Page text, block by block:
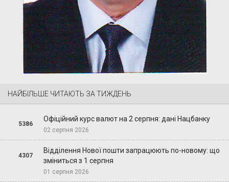
НАЙБІЛЬШЕ ЧИТАЮТЬ ЗА ТИЖДЕНЬ
5386
Офіційний курс валют на 2 серпня: дані Нацбанку
02 серпня 2026
4307
Відділення Нової пошти запрацюють по-новому: що
зміниться з 1 серпня
01 серпня 2026